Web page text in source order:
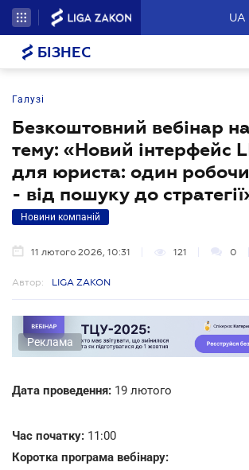
UA
БІЗНЕС
Галузі
Безкоштовний вебінар
тему: «Новий інтерфейс
для юриста: один
- від пошуку до
Новини компаній
11 лютого 2026, 10:31 121 0
Автор: LIGA ZAKON
Реклама
Дата проведення: 19 лютого
Час початку: 11:00
Коротка програма вебінару: